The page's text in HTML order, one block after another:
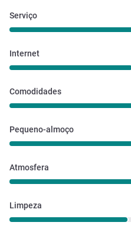
Serviço
Internet
Comodidades
Pequeno-almoço
Atmosfera
Limpeza